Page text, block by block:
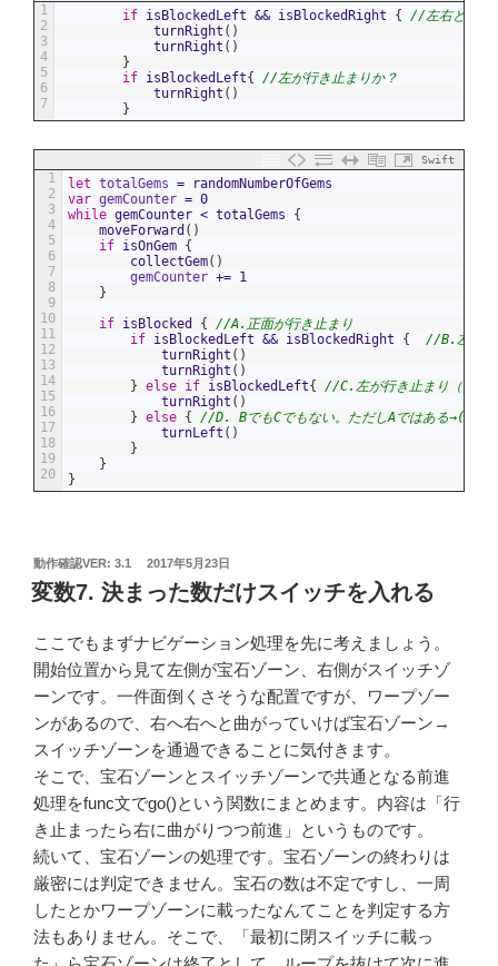
1
2
3
4
5
6
7
if isBlockedLeft && isBlockedRight {
//左右とも行
turnRight ( )
turnRight ( )
}
if isBlockedLeft{
//左が行き止まりか？
turnRight ( )
}
Swift
1
2
3
4
5
6
7
8
9
10
11
12
13
14
15
16
17
18
19
20
let totalGems =
randomNumberOfGems
var gemCounter = 0
while gemCounter < totalGems
{
moveForward ( )
if isOnGem {
collectGem( )
gemCounter += 1
}
if isBlocked {
//A.正面が行き止まり
if isBlockedLeft && isBlockedRight {
//B.左右が
turnRight ( )
turnRight ( )
} else if isBlockedLeft{
//C.左が行き止まり（ただ
turnRight ( )
} else {
//D. BでもCでもない。ただしAではある→(正面
turnLeft ( )
}
}
}
動作確認VER: 3.1
投
日:
2017年5月23日
変数7. 決まった数だけスイッチを入れる
ここでもまずナビゲーション処理を先に考えましょう。
開始位置から見て左側が宝石ゾーン、右側がスイッチゾ
ーンです。一件面倒くさそうな配置ですが、ワープゾー
ンがあるので、右へ右へと曲がっていけば宝石ゾーン→
スイッチゾーンを通過できることに気付きます。
そこで、宝石ゾーンとスイッチゾーンで共通となる前進
処理をfunc文でgo()という関数にまとめます。内容は「行
き止まったら右に曲がりつつ前進」というものです。
続いて、宝石ゾーンの処理です。宝石ゾーンの終わりは
厳密には判定できません。宝石の数は不定ですし、一周
したとかワープゾーンに載ったなんてことを判定する方
法もありません。そこで、「最初に閉スイッチに載っ